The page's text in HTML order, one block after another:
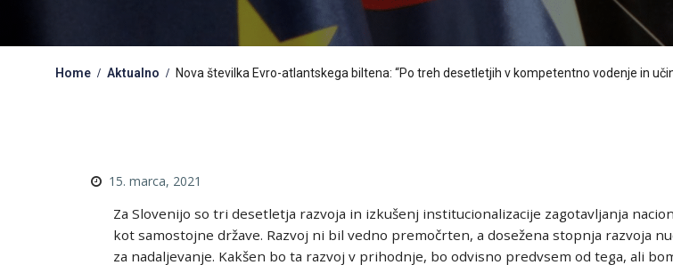
Home Aktualno Nova številka Evro-atlantskega biltena: “Po treh desetletjih v kompetentno vodenje in
15. marca, 2021
Za Slovenijo so tri desetletja razvoja in izkušenj institucionalizacije zagotavljanja
kot samostojne države. Razvoj ni bil vedno premočrten, a dosežena stopnja razvoja
za nadaljevanje. Kakšen bo ta razvoj v prihodnje, bo odvisno predvsem od tega, ali